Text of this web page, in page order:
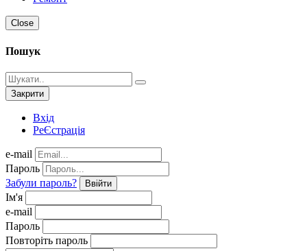
Close
Пошук
Закрити
Вхід
РеЄстрація
e-mail
Пароль
Забули пароль?
Ввійти
Ім'я
e-mail
Пароль
Повторіть пароль